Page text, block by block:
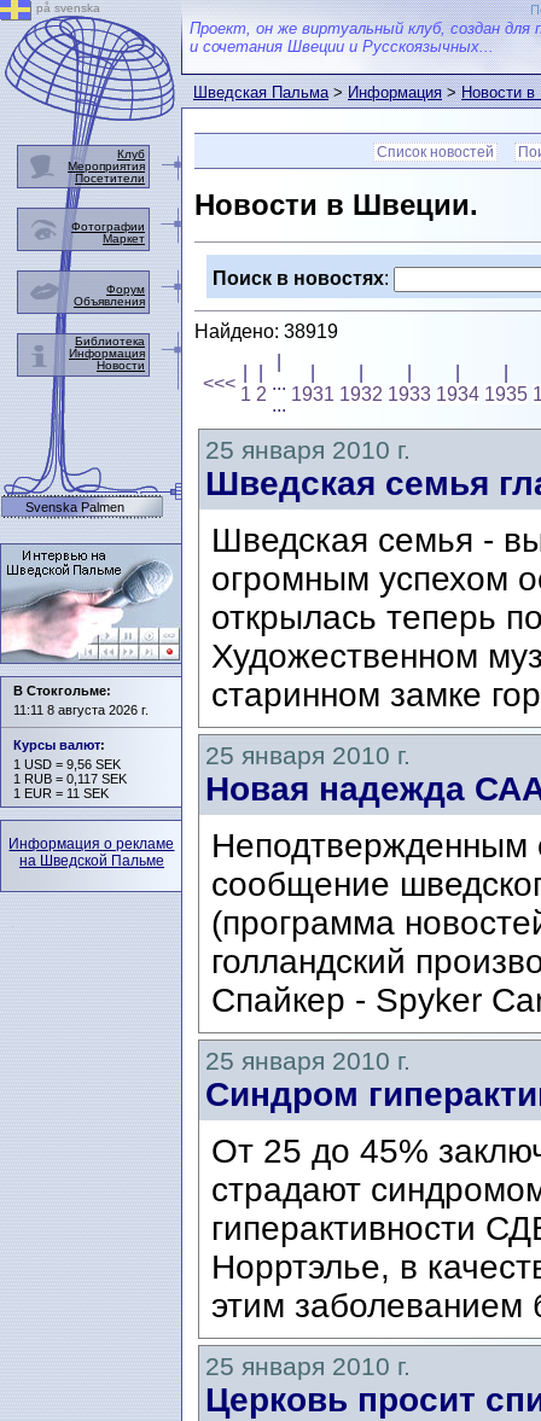
Проект, он же виртуальный клуб, создан для
и сочетания Швеции и Русскоязычных...
Шведская Пальма>Информация>Новости
Список новостей
Новости в Швеции.
Поиск в новостях:
Найдено: 38919
<<<
1 2
...
...
1931 1932 1933 1934 1935
25 января 2010 г.
Шведская семья
Шведская семья -
огромным успехом
открылась теперь
Художественном
старинном замке
25 января 2010 г.
Новая надежда
Неподтвержденным
сообщение
(программа
голландский
Спайкер - Spyker
25 января 2010 г.
Синдром
От 25 до 45%
страдают
гиперактивности
Норртэлье, в
этим
25 января 2010 г.
Церковь просит
på svenska
Клуб
Мероприятия
Посетители
Фотографии
Маркет
Форум
Объявления
Библиотека
Информация
Новости
Svenska Palmen
В Стокгольме:
11:11 8 августа 2026 г.
Курсы валют:
1 USD = 9,56 SEK
1 RUB = 0,117 SEK
1 EUR = 11 SEK
Информация о рекламе
на Шведской Пальме